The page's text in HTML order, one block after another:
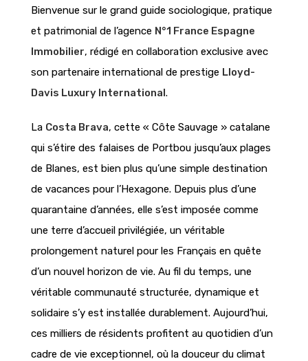
Bienvenue sur le grand guide sociologique, pratique
et patrimonial de l’agence N°1 France Espagne
Immobilier, rédigé en collaboration exclusive avec
son partenaire international de prestige Lloyd-
Davis Luxury International.
La Costa Brava, cette « Côte Sauvage » catalane
qui s’étire des falaises de Portbou jusqu’aux plages
de Blanes, est bien plus qu’une simple destination
de vacances pour l’Hexagone. Depuis plus d’une
quarantaine d’années, elle s’est imposée comme
une terre d’accueil privilégiée, un véritable
prolongement naturel pour les Français en quête
d’un nouvel horizon de vie. Au fil du temps, une
véritable communauté structurée, dynamique et
solidaire s’y est installée durablement. Aujourd’hui,
ces milliers de résidents profitent au quotidien d’un
cadre de vie exceptionnel, où la douceur du climat